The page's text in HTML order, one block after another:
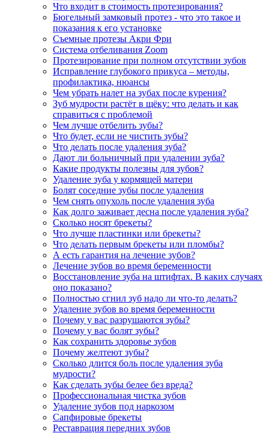
Что входит в стоимость протезирования?
Бюгельный замковый протез - что это такое и
показания к его установке
Съемные протезы Акри Фри
Система отбеливания Zoom
Протезирование при полном отсутствии зубов
Исправление глубокого прикуса – методы,
профилактика, нюансы
Чем убрать налет на зубах после курения?
Зуб мудрости растёт в щёку: что делать и как
справиться с проблемой
Чем лучше отбелить зубы?
Что будет, если не чистить зубы?
Что делать после удаления зуба?
Дают ли больничный при удалении зуба?
Какие продукты полезны для зубов?
Удаление зуба у кормящей матери
Болят соседние зубы после удаления
Чем снять опухоль после удаления зуба
Как долго заживает десна после удаления зуба?
Сколько носят брекеты?
Что лучше пластинки или брекеты?
Что делать первым брекеты или пломбы?
А есть гарантия на лечение зубов?
Лечение зубов во время беременности
Восстановление зуба на штифтах. В каких случаях
оно показано?
Полностью сгнил зуб надо ли что-то делать?
Удаление зубов во время беременности
Почему у вас разрушаются зубы?
Почему у вас болят зубы?
Как сохранить здоровье зубов
Почему желтеют зубы?
Сколько длится боль после удаления зуба
мудрости?
Как сделать зубы белее без вреда?
Профессиональная чистка зубов
Удаление зубов под наркозом
Сапфировые брекеты
Реставрация передних зубов